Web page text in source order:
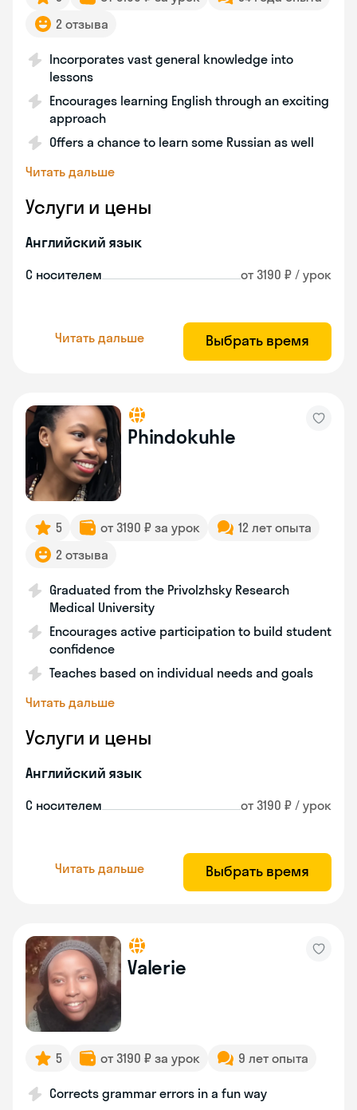
2 отзыва
Incorporates vast general knowledge into
lessons
Encourages learning English through an exciting
approach
Offers a chance to learn some Russian as well
Читать дальше
Услуги и цены
Английский язык
С носителем от 3190 ₽ / урок
Читать дальше Выбрать время
Phindokuhle
5 от 3190 ₽ за урок
12 лет опыта
2 отзыва
Graduated from the Privolzhsky Research
Medical University
Encourages active participation to build student
confidence
Teaches based on individual needs and goals
Читать дальше
Услуги и цены
Английский язык
С носителем от 3190 ₽ / урок
Читать дальше Выбрать время
Valerie
5 от 3190 ₽ за урок 9 лет опыта
Corrects grammar errors in a fun way